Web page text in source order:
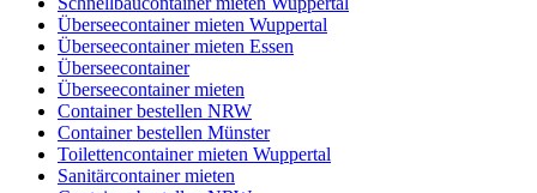
Überseecontainer mieten Wuppertal
Überseecontainer mieten Essen
Überseecontainer
Überseecontainer mieten
Container bestellen NRW
Container bestellen Münster
Toilettencontainer mieten Wuppertal
Sanitärcontainer mieten